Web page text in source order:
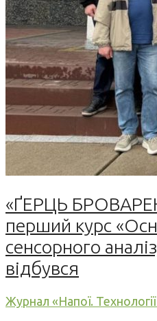
«ҐЕРЦЬ
перший курс
сенсорного
відбувся
Журнал «Напої. Технології